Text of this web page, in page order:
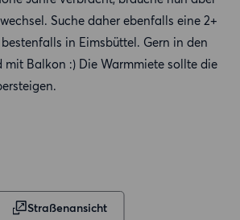
Suche daher ebenfalls eine 2+
in Eimsbüttel. Gern in den
mit Balkon :) Die Warmmiete sollte die
Straßenansicht